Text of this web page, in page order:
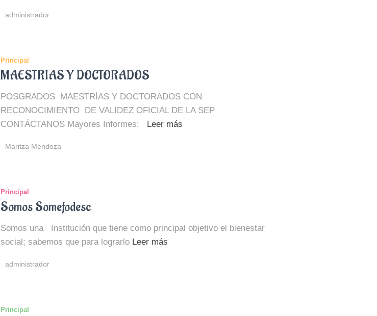
administrador
Principal
MAESTRIAS Y DOCTORADOS
POSGRADOS MAESTRÍAS Y DOCTORADOS CON
RECONOCIMIENTO DE VALIDEZ OFICIAL DE LA SEP
CONTÁCTANOS Mayores Informes:
Leer más
Maritza Mendoza
Principal
Somos Somefodesc
Somos una Institución que tiene como principal objetivo el bienestar
social; sabemos que para lograrlo Leer más
administrador
Principal